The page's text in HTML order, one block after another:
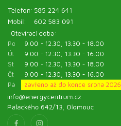
Telefon: 585 224 641
Mobil:
602 583 091
Otevírací doba:
Po
9.00 - 12.30, 13.30 - 18.00
Út
9.00 - 12.30, 13.30 - 16.00
St
9.00 - 12.30, 13.30 - 18.00
Čt
9.00 - 12.30, 13.30 - 16.00
Pá
zavřeno až do konce srpna 2026
info@energycentrum.cz
Palackého 642/13, Olomouc